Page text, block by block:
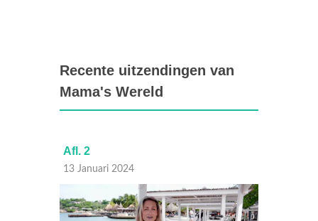
Recente uitzendingen van
Mama's Wereld
Afl. 2
13 Januari 2024